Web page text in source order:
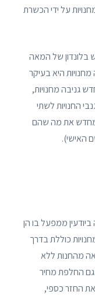
על ידי הכשרת
של המאה
שגניבה מחנויות היא בעיקר
להגדיר מחדש גניבה מחנויות,
החנויות לשתי
מחדש את מה שהם
האישי).
ממפעל בו הן
כוללת בדרך
מהחנות ללא
גם החלפת מחיר
החזר כספי,